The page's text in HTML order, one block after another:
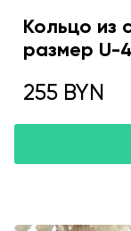
Кольцо из
размер U-
255 BYN